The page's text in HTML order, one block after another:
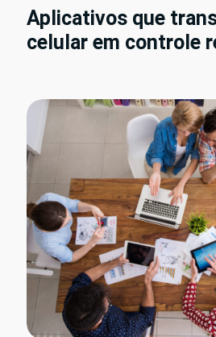
Aplicativos que
celular em controle